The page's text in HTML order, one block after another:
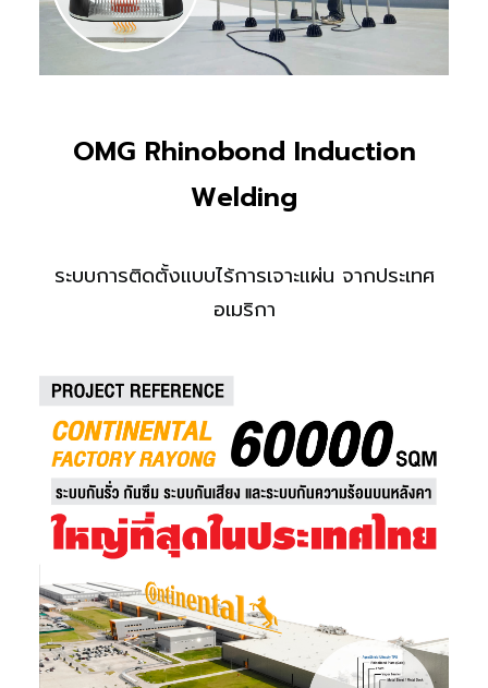
OMG Rhinobond Induction
Welding
ระบบการติดตั้งแบบไร้การเจาะแผ่น จากประเทศ
อเมริกา